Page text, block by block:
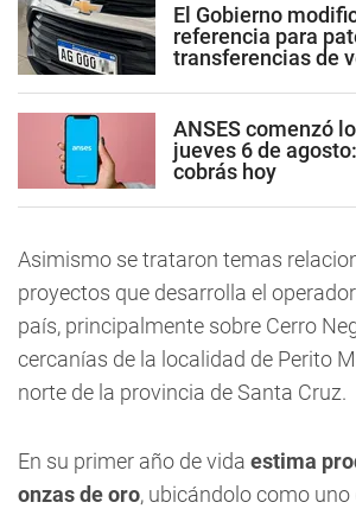
El Gobierno
referencia para
transferencias de
ANSES comenzó
jueves 6 de
cobrás hoy
Asimismo se trataron temas
proyectos que desarrolla el
país, principalmente sobre Cerro
cercanías de la localidad de Perito
norte de la provincia de Santa Cruz.
En su primer año de vida estima
onzas de oro, ubicándolo como